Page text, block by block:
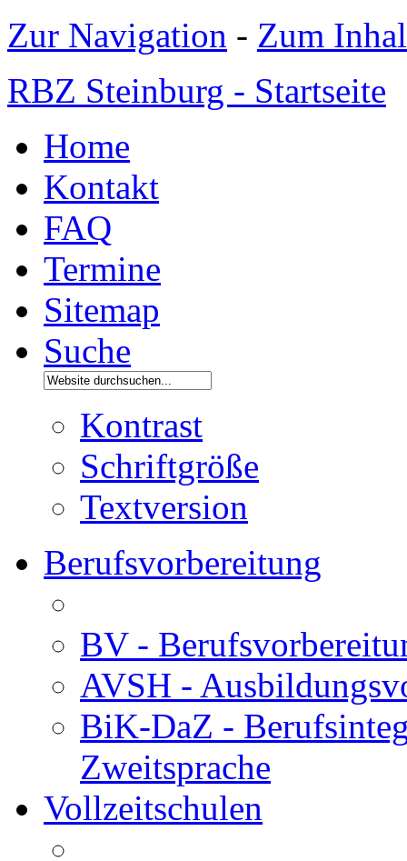
Zur Navigation - Zum
RBZ Steinburg - Startseite
Home
Kontakt
FAQ
Termine
Sitemap
Suche
Kontrast
Schriftgröße
Textversion
Berufsvorbereitung
BV -
AVSH -
BiK-DaZ -
Zweitsprache
Vollzeitschulen